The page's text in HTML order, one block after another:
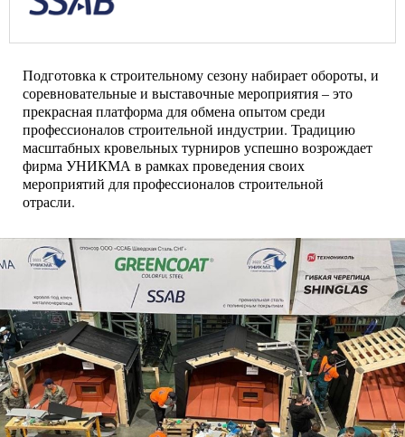
Подготовка к строительному сезону набирает обороты, и
соревновательные и выставочные мероприятия – это
прекрасная платформа для обмена опытом среди
профессионалов строительной индустрии. Традицию
масштабных кровельных турниров успешно возрождает
фирма УНИКМА в рамках проведения своих
мероприятий для профессионалов строительной
отрасли.